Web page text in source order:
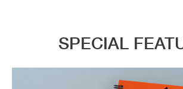
SPECIAL